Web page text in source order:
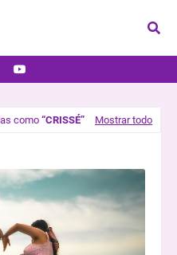
como CRISSÉ Mostrar todo